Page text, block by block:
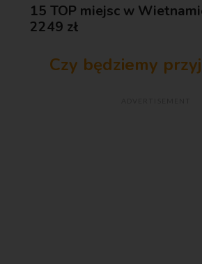
15 TOP miejsc w
2249 zł
Czy będziemy